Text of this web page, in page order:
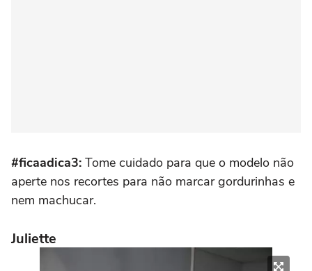
#ficaadica3: Tome cuidado para que o modelo não
aperte nos recortes para não marcar gordurinhas e
nem machucar.
Juliette